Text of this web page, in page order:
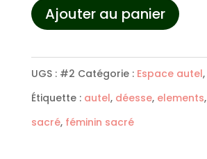
quantité
de
Autel
de
la
matrice
Ajouter au panier
UGS : #2 Catégorie : Espace autel,
Étiquette : autel, déesse, elements,
sacré, féminin sacré